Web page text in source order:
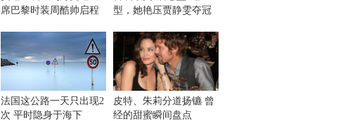
席巴黎时装周酷帅启程
型，她艳压贾静雯夺冠
法国这公路一天只出现2
次 平时隐身于海下
皮特、朱莉分道扬镳 曾
经的甜蜜瞬间盘点